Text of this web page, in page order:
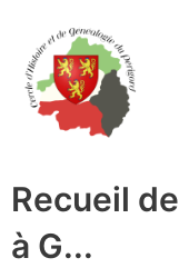
contenu
Recueil
à G...